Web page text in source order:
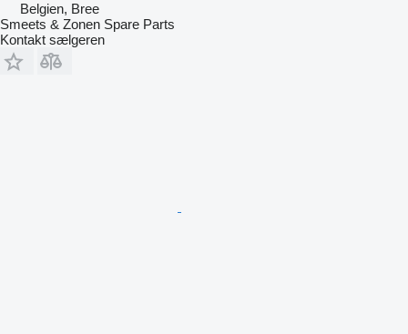
Belgien, Bree
Smeets & Zonen Spare Parts
Kontakt sælgeren